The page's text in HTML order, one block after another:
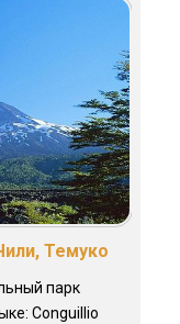
Темуко
парк
Conguillio